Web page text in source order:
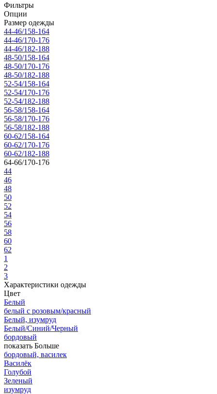
Фильтры
Опции
Размер одежды
44-46/158-164
44-46/170-176
44-46/182-188
48-50/158-164
48-50/170-176
48-50/182-188
52-54/158-164
52-54/170-176
52-54/182-188
56-58/158-164
56-58/170-176
56-58/182-188
60-62/158-164
60-62/170-176
60-62/182-188
64-66/170-176
44
46
48
50
52
54
56
58
60
62
1
2
3
Характеристики одежды
Цвет
Белый
белый с розовым/красный
Белый, изумруд
Белый/Синий/Черный
бордовый
показать Больше
бордовый, василек
Василёк
Голубой
Зеленый
изумруд